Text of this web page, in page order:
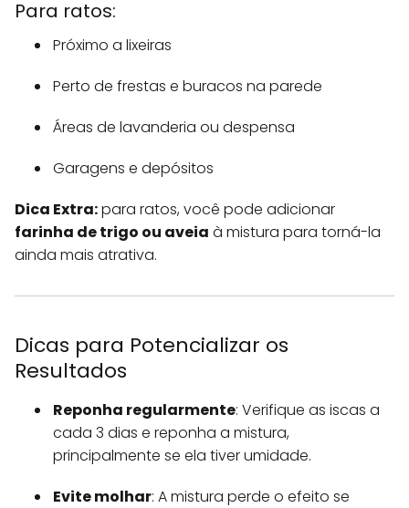
Para ratos:
Próximo a lixeiras
Perto de frestas e buracos na parede
Áreas de lavanderia ou despensa
Garagens e depósitos
Dica Extra:para ratos, você pode adicionar
farinha de trigo ou aveia à mistura para torná-la
ainda mais atrativa.
Dicas para Potencializar os
Resultados
Reponha regularmente: Verifique as iscas a
cada 3 dias e reponha a mistura,
principalmente se ela tiver umidade.
Evite molhar: A mistura perde o efeito se